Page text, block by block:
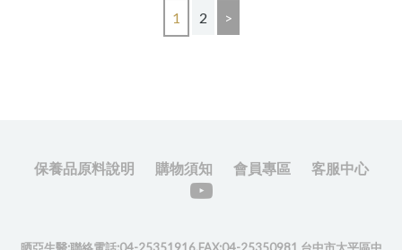
1 2 >
保養品原料說明 購物須知 會員專區 客服中心
晒亞生醫:聯絡電話:04-25351916.FAX:04-25350981 台中市太平區中